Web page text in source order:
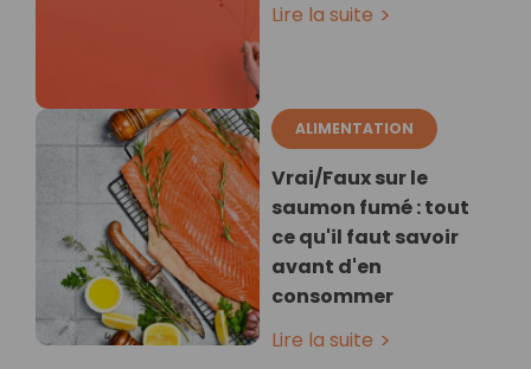
Lire la suite
ALIMENTATION
Vrai/Faux sur le
saumon fumé : tout
ce qu'il faut savoir
avant d'en
consommer
Lire la suite